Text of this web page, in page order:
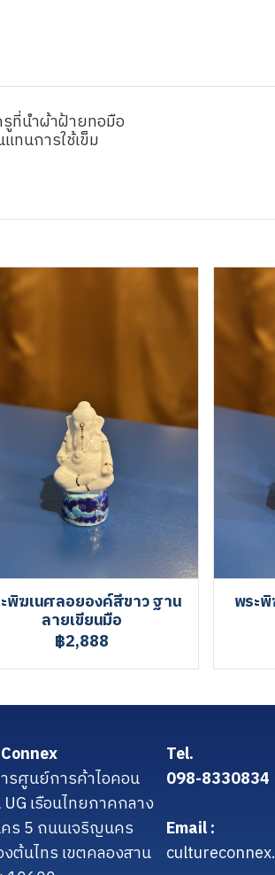
ที่นำผ้าฝ้ายทอมือ
ทนการใช้เข็ม
พิฆเนศลอยองค์สีขาว ฐาน
ลายเขียนมือ
฿2,888
พระ
รศูนย์การค้าไอคอน
เรือนไทยภาคกลาง
ร 5 ถนนเจริญนคร
ต้นไทร เขตคลองสาน
Tel.
098-8330834
Email :